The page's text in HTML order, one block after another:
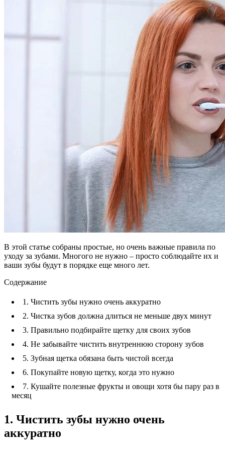
В этой статье собраны простые, но очень важные правила по
уходу за зубами. Многого не нужно – просто соблюдайте их и
ваши зубы будут в порядке еще много лет.
Содержание
1. Чистить зубы нужно очень аккуратно
2. Чистка зубов должна длиться не меньше двух минут
3. Правильно подбирайте щетку для своих зубов
4. Не забывайте чистить внутреннюю сторону зубов
5. Зубная щетка обязана быть чистой всегда
6. Покупайте новую щетку, когда это нужно
7. Кушайте полезные фрукты и овощи хотя бы пару раз в
месяц
1. Чистить зубы нужно очень
аккуратно